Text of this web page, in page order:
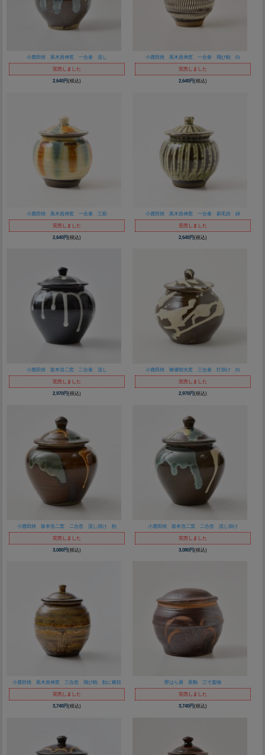
小鹿田焼 黒木昌伸窯 一合壷 流し
完売しました
2,640円(税込)
小鹿田焼 黒木昌伸窯 一合壷 飛び鉋 白
完売しました
2,640円(税込)
小鹿田焼 黒木昌伸窯 一合壷 三彩
完売しました
2,640円(税込)
小鹿田焼 黒木昌伸窯 一合壷 刷毛目 緑
完売しました
2,640円(税込)
小鹿田焼 坂本浩二窯 二合壷 流し
完売しました
2,970円(税込)
小鹿田焼 柳瀬朝夫窯 三合壷 打掛け 白
完売しました
2,970円(税込)
小鹿田焼 坂本浩二窯 二合壺 流し掛け 飴
完売しました
3,080円(税込)
小鹿田焼 坂本浩二窯 二合壺 流し掛け
完売しました
3,080円(税込)
小鹿田焼 黒木昌伸窯 三合壺 飛び鉋 飴に櫛目
完売しました
3,740円(税込)
野はら屋 黒釉 三寸蓋物
完売しました
3,740円(税込)